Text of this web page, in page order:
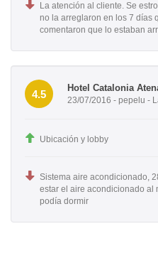
La atención al cliente. Se
no la arreglaron en los 7 días
comentaron que lo estaban
4.5
Hotel Catalonia
23/07/2016 - pepelu -
Ubicación y lobby
Sistema aire acondicionado,
estar el aire acondicionado al
podía dormir